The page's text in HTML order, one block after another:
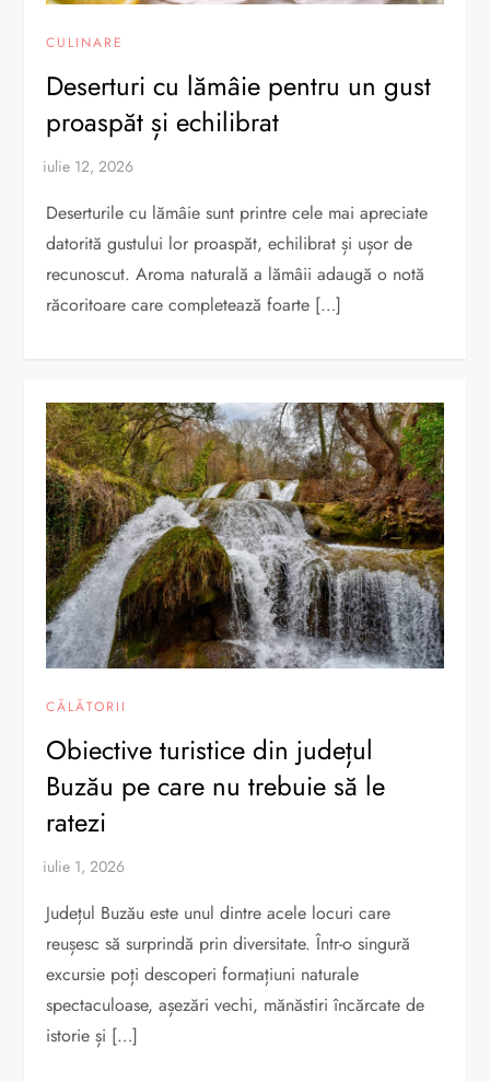
CULINARE
Deserturi cu lămâie pentru un gust
proaspăt și echilibrat
Deserturile cu lămâie sunt printre cele mai apreciate
datorită gustului lor proaspăt, echilibrat și ușor de
recunoscut. Aroma naturală a lămâii adaugă o notă
răcoritoare care completează foarte […]
CĂLĂTORII
Obiective turistice din județul
Buzău pe care nu trebuie să le
ratezi
Județul Buzău este unul dintre acele locuri care
reușesc să surprindă prin diversitate. Într-o singură
excursie poți descoperi formațiuni naturale
spectaculoase, așezări vechi, mănăstiri încărcate de
istorie și […]